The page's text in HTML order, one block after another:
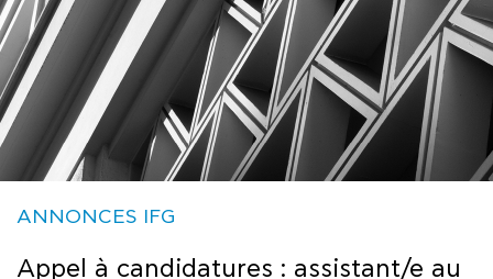
ANNONCES IFG
Appel à candidatures : assistant/e au